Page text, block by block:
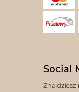
Social
Znajdziesz